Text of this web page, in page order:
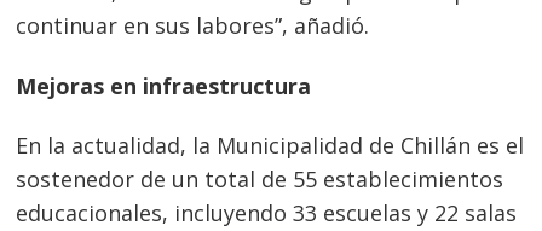
continuar en sus labores”, añadió.
Mejoras en infraestructura
En la actualidad, la Municipalidad de Chillán es el
sostenedor de un total de 55 establecimientos
educacionales, incluyendo 33 escuelas y 22 salas